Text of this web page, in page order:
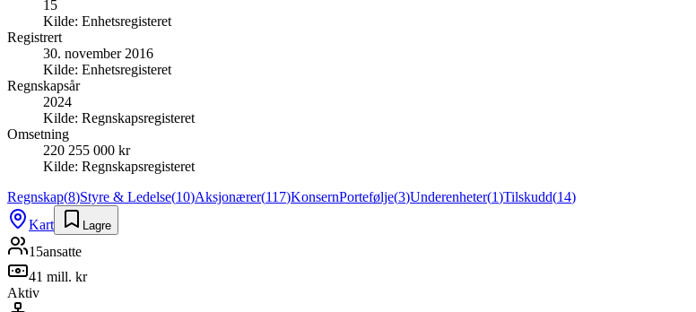
15
Kilde: Enhetsregisteret
Registrert
30. november 2016
Kilde: Enhetsregisteret
Regnskapsår
2024
Kilde: Regnskapsregisteret
Omsetning
220 255 000 kr
Kilde: Regnskapsregisteret
Regnskap(8)Styre & Ledelse(10)Aksjonærer(117)KonsernPortefølje(3)Underenheter(1)Tilskudd(14)
Kart
Lagre
15ansatte
41 mill. kr
Aktiv